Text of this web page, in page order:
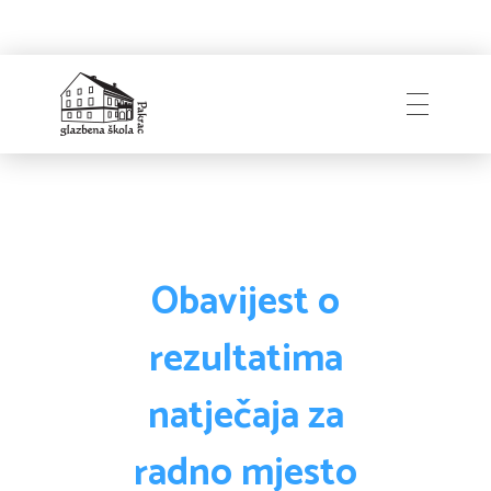
Djelatnici i uprava
Školski odbor
Zapošljavanje
Obavijest o
rezultatima
natječaja za
radno mjesto